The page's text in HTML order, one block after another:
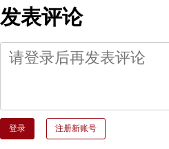
发表评论
登录 注册新账号